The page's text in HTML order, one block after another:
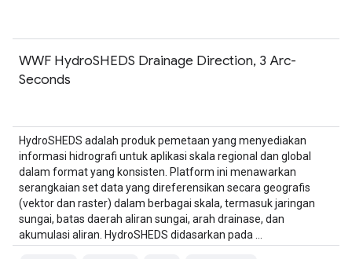
WWF HydroSHEDS Drainage Direction, 3 Arc-
Seconds
HydroSHEDS adalah produk pemetaan yang menyediakan
informasi hidrografi untuk aplikasi skala regional dan global
dalam format yang konsisten. Platform ini menawarkan
serangkaian set data yang direferensikan secara geografis
(vektor dan raster) dalam berbagai skala, termasuk jaringan
sungai, batas daerah aliran sungai, arah drainase, dan
akumulasi aliran. HydroSHEDS didasarkan pada …